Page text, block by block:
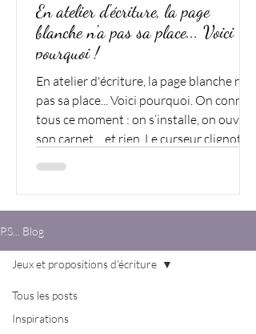
En atelier d'écriture, la page
blanche n'a pas sa place... Voici
pourquoi !
En atelier d'écriture, la page blanche n'a
pas sa place... Voici pourquoi. On connaît
tous ce moment : on s’installe, on ouvre
son carnet… et rien. Le curseur clignote.
P.S... Blog
Tous les posts
Inspirations
Jeux et propositions d'écriture